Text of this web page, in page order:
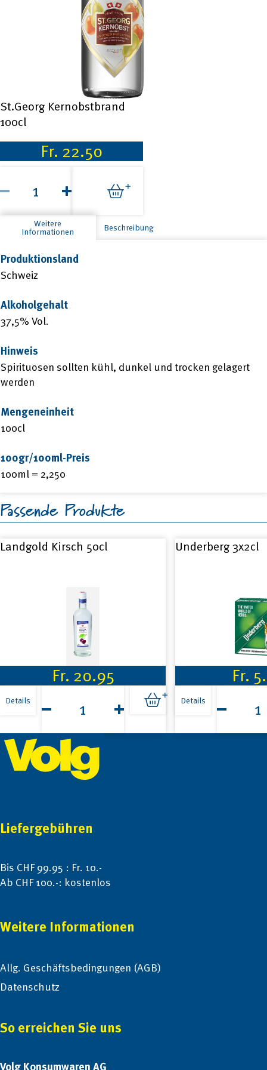
St.Georg Kernobstbrand
100cl
Fr. 22.50
Kernobstbrand
100cl
Weitere
Informationen Beschreibung
Produktionsland
Schweiz
Alkoholgehalt
37,5% Vol.
Hinweis
Spirituosen sollten kühl, dunkel und trocken gelagert
werden
Mengeneinheit
100cl
100gr/100ml-Preis
100ml = 2,250
Passende Produkte
Landgold Kirsch 50cl
Fr. 20.95
Details
50cl
Underberg 3x2cl
Fr.
Details
Menge
Footer
Liefergebühren
Bis CHF 99.95 : Fr. 10.-
Ab CHF 100.-: kostenlos
Weitere Informationen
Allg. Geschäftsbedingungen (AGB)
Datenschutz
So erreichen Sie uns
Volg Konsumwaren AG